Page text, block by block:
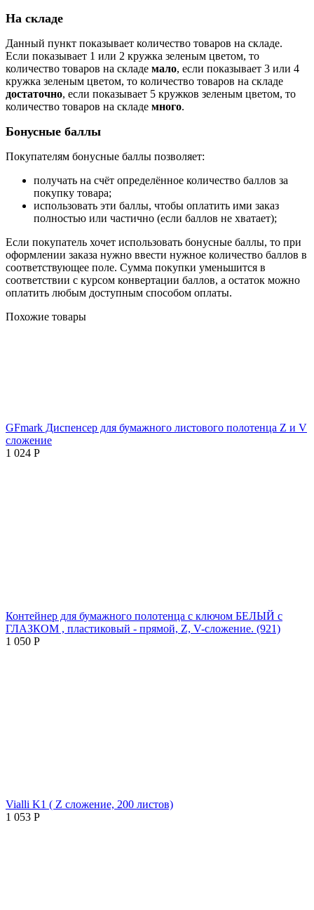
На складе
Данный пункт показывает количество товаров на складе.
Если показывает 1 или 2 кружка зеленым цветом, то
количество товаров на складе мало, если показывает 3 или 4
кружка зеленым цветом, то количество товаров на складе
достаточно, если показывает 5 кружков зеленым цветом, то
количество товаров на складе много.
Бонусные баллы
Покупателям бонусные баллы позволяет:
получать на счёт определённое количество баллов за
покупку товара;
использовать эти баллы, чтобы оплатить ими заказ
полностью или частично (если баллов не хватает);
Если покупатель хочет использовать бонусные баллы, то при
оформлении заказа нужно ввести нужное количество баллов в
соответствующее поле. Сумма покупки уменьшится в
соответствии с курсом конвертации баллов, а остаток можно
оплатить любым доступным способом оплаты.
Похожие товары
GFmark Диспенсер для бумажного листового полотенца Z и V
сложение
1 024 Р
Контейнер для бумажного полотенца с ключом БЕЛЫЙ с
ГЛАЗКОМ , пластиковый - прямой, Z, V-сложение. (921)
1 050 Р
Vialli K1 ( Z сложение, 200 листов)
1 053 Р